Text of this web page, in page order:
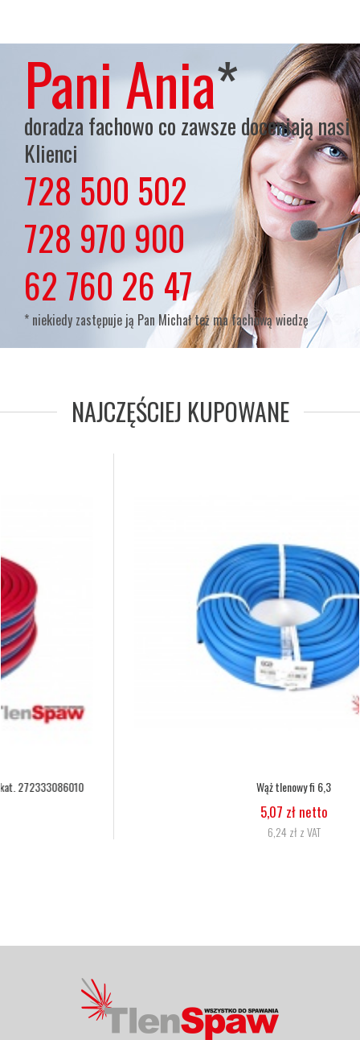
Pani Ania*
doradza fachowo co zawsze doceniają nasi
Klienci
728 500 502
lub
728 970 900
lub
62 760 26 47
* niekiedy zastępuje ją Pan Michał też ma fachową wiedzę
NAJCZĘŚCIEJ KUPOWANE